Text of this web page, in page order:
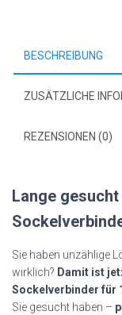
BESCHREIBUNG
ZUSÄTZLICHE
REZENSIONEN (0)
Lange
Sie haben unzählige
wirklich? Damit ist
Sockelverbinder für
Sie gesucht haben –